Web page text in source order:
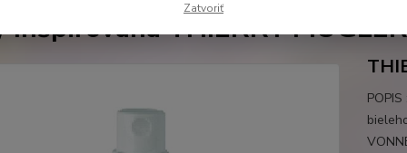
Inšpirovaná THIERRY
Zatvoriť